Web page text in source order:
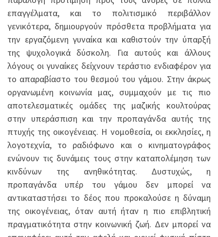
επαγγέλματα, και το πολιτισμικό περιβάλλον
γενικότερα, δημιουργούν πρόσθετα προβλήματα για
την εργαζόμενη γυναίκα και καθιστούν την ύπαρξή
της ψυχολογικά δύσκολη. Για αυτούς και άλλους
λόγους οι γυναίκες δείχνουν τεράστιο ενδιαφέρον για
το απαραβίαστο του θεσμού του γάμου. Στην άκρως
οργανωμένη κοινωνία μας, συμμαχούν με τις πιο
αποτελεσματικές ομάδες της μαζικής κουλτούρας
στην υπεράσπιση και την προπαγάνδα αυτής της
πτυχής της οικογένειας. Η νομοθεσία, οι εκκλησίες, η
λογοτεχνία, το ραδιόφωνο και ο κινηματογράφος
ενώνουν τις δυνάμεις τους στην καταπολέμηση των
κινδύνων της ανηθικότητας. Δυστυχώς, η
προπαγάνδα υπέρ του γάμου δεν μπορεί να
αντικαταστήσει το δέος που προκαλούσε η δύναμη
της οικογένειας, όταν αυτή ήταν η πιο επιβλητική
πραγματικότητα στην κοινωνική ζωή. Δεν μπορεί να